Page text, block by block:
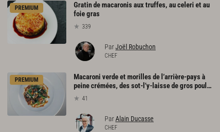
PREMIUM
Gratin de macaronis aux truffes, au celeri et au
foie gras
339
ParJoël Robuchon
CHEF
PREMIUM
Macaroni verde et morilles de l’arrière-pays à
peine crémées, des sot-l’y-laisse de gros poulet fermier au poêlon, jus de rôti
41
ParAlain Ducasse
CHEF